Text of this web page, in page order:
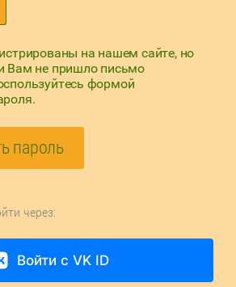
на нашем сайте, но
Вам не пришло письмо
формой
пароль
через:
Войти с VK ID